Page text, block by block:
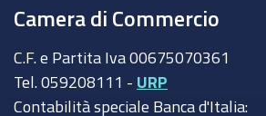
Camera di Commercio
C.F. e Partita Iva 00675070361
Tel. 059208111 - URP
Contabilità speciale Banca d'Italia: